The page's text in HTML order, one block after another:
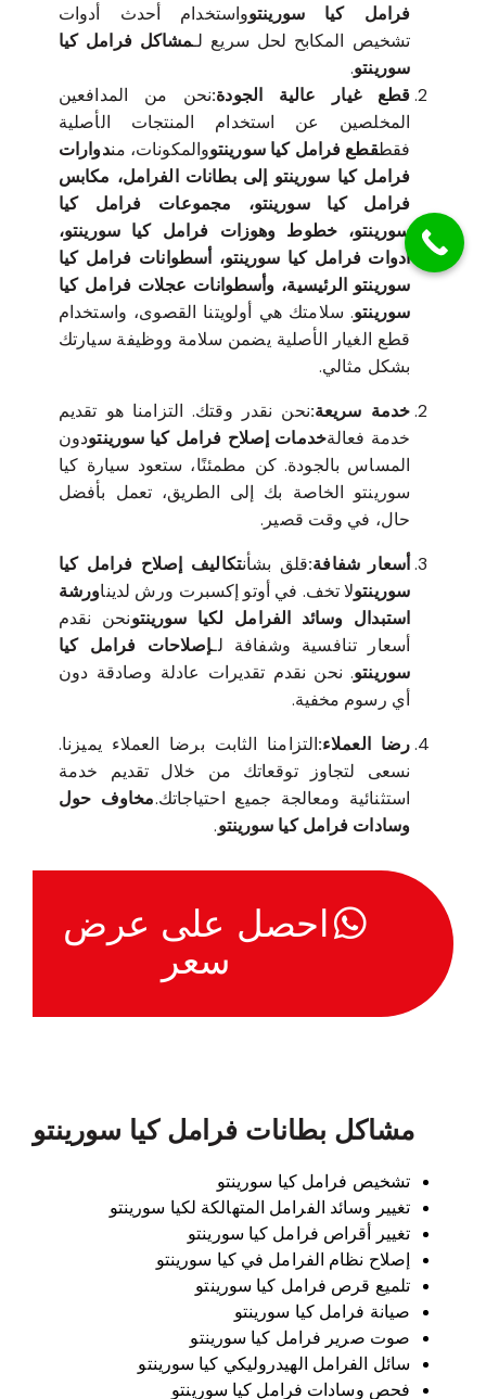
فرامل كيا سورينتوواستخدام أحدث أدوات
تشخيص المكابح لحل سريع لـمشاكل فرامل كيا
سورينتو.
قطع غيار عالية الجودة:نحن من المدافعين
المخلصين عن استخدام المنتجات الأصلية
فقطقطع فرامل كيا سورينتووالمكونات، مندوارات
فرامل كيا سورينتو إلى بطانات الفرامل، مكابس
فرامل كيا سورينتو، مجموعات فرامل كيا
سورينتو، خطوط وهوزات فرامل كيا سورينتو،
أدوات فرامل كيا سورينتو، أسطوانات فرامل كيا
سورينتو الرئيسية، وأسطوانات عجلات فرامل كيا
سورينتو. سلامتك هي أولويتنا القصوى، واستخدام
قطع الغيار الأصلية يضمن سلامة ووظيفة سيارتك
بشكل مثالي.
خدمة سريعة:نحن نقدر وقتك. التزامنا هو تقديم
خدمة فعالةخدمات إصلاح فرامل كيا سورينتودون
المساس بالجودة. كن مطمئنًا، ستعود سيارة كيا
سورينتو الخاصة بك إلى الطريق، تعمل بأفضل
حال، في وقت قصير.
أسعار شفافة:قلق بشأنتكاليف إصلاح فرامل كيا
سورينتولا تخف. في أوتو إكسبرت ورش لديناورشة
استبدال وسائد الفرامل لكيا سورينتونحن نقدم
أسعار تنافسية وشفافة لـإصلاحات فرامل كيا
سورينتو. نحن نقدم تقديرات عادلة وصادقة دون
أي رسوم مخفية.
رضا العملاء:التزامنا الثابت برضا العملاء يميزنا.
نسعى لتجاوز توقعاتك من خلال تقديم خدمة
استثنائية ومعالجة جميع احتياجاتك.مخاوف حول
وسادات فرامل كيا سورينتو.
احصل على عرض
سعر
مشاكل بطانات فرامل كيا سورينتو
تشخيص فرامل كيا سورينتو
تغيير وسائد الفرامل المتهالكة لكيا سورينتو
تغيير أقراص فرامل كيا سورينتو
إصلاح نظام الفرامل في كيا سورينتو
تلميع قرص فرامل كيا سورينتو
صيانة فرامل كيا سورينتو
صوت صرير فرامل كيا سورينتو
سائل الفرامل الهيدروليكي كيا سورينتو
فحص وسادات فرامل كيا سورينتو